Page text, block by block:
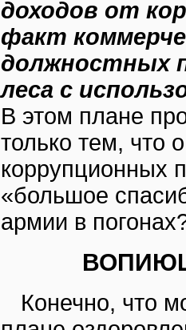
доходов от
факт
должностных
леса с
В этом плане
только тем, что
коррупционных
«большое
армии в
Конечно, что